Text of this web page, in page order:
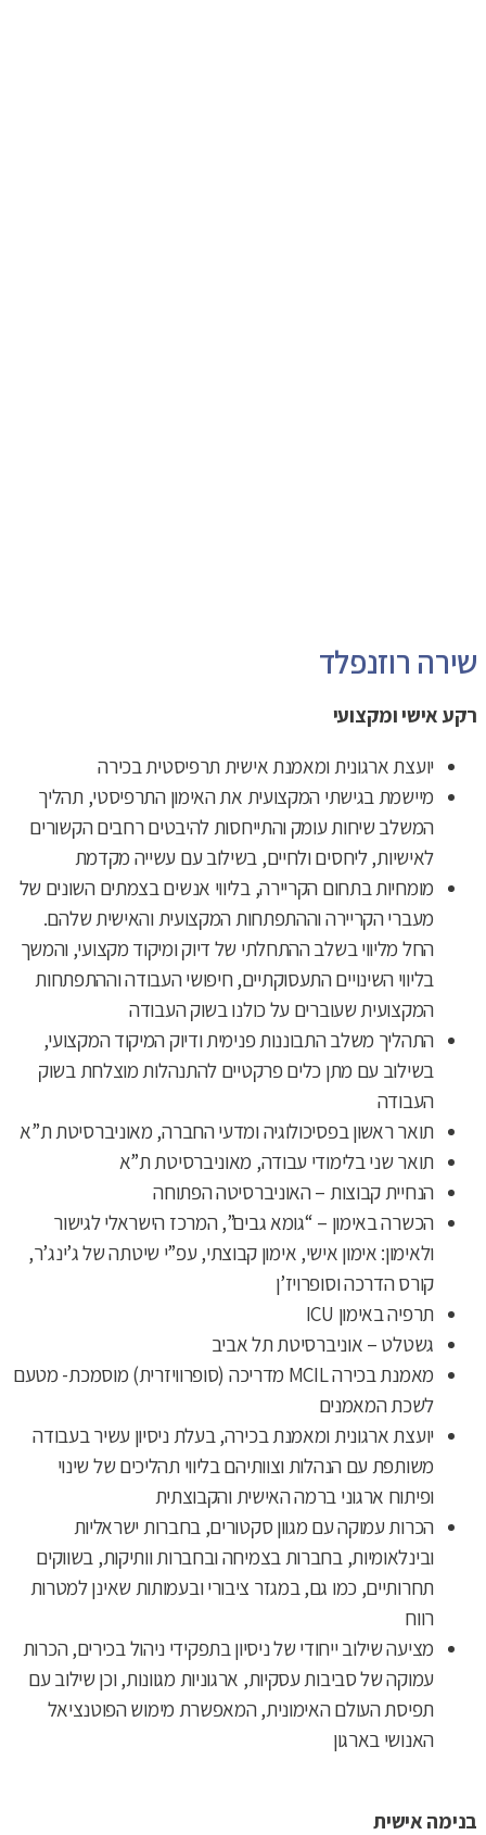
שירה רוזנפלד
רקע אישי ומקצועי
יועצת ארגונית ומאמנת אישית תרפיסטית בכירה
מיישמת בגישתי המקצועית את האימון התרפיסטי, תהליך
המשלב שיחות עומק והתייחסות להיבטים רחבים הקשורים
לאישיות, ליחסים ולחיים, בשילוב עם עשייה מקדמת
מומחיות בתחום הקריירה, בליווי אנשים בצמתים השונים של
מעברי הקריירה וההתפתחות המקצועית והאישית שלהם.
החל מליווי בשלב ההתחלתי של דיוק ומיקוד מקצועי, והמשך
בליווי השינויים התעסוקתיים, חיפושי העבודה וההתפתחות
המקצועית שעוברים על כולנו בשוק העבודה
התהליך משלב התבוננות פנימית ודיוק המיקוד המקצועי,
בשילוב עם מתן כלים פרקטיים להתנהלות מוצלחת בשוק
העבודה
תואר ראשון בפסיכולוגיה ומדעי החברה, מאוניברסיטת ת”א
תואר שני בלימודי עבודה, מאוניברסיטת ת”א
הנחיית קבוצות – האוניברסיטה הפתוחה
הכשרה באימון – “גומא גבים”, המרכז הישראלי לגישור
ולאימון: אימון אישי, אימון קבוצתי, עפ”י שיטתה של ג’ינג’ר,
קורס הדרכה וסופרויז’ן
תרפיה באימון ICU
גשטלט – אוניברסיטת תל אביב
מאמנת בכירה MCIL מדריכה (סופרוויזרית) מוסמכת- מטעם
לשכת המאמנים
יועצת ארגונית ומאמנת בכירה, בעלת ניסיון עשיר בעבודה
משותפת עם הנהלות וצוותיהם בליווי תהליכים של שינוי
ופיתוח ארגוני ברמה האישית והקבוצתית
הכרות עמוקה עם מגוון סקטורים, בחברות ישראליות
ובינלאומיות, בחברות בצמיחה ובחברות וותיקות, בשווקים
תחרותיים, כמו גם, במגזר ציבורי ובעמותות שאינן למטרות
רווח
מציעה שילוב ייחודי של ניסיון בתפקידי ניהול בכירים, הכרות
עמוקה של סביבות עסקיות, ארגוניות מגוונות, וכן שילוב עם
תפיסת העולם האימונית, המאפשרת מימוש הפוטנציאל
האנושי בארגון
בנימה אישית